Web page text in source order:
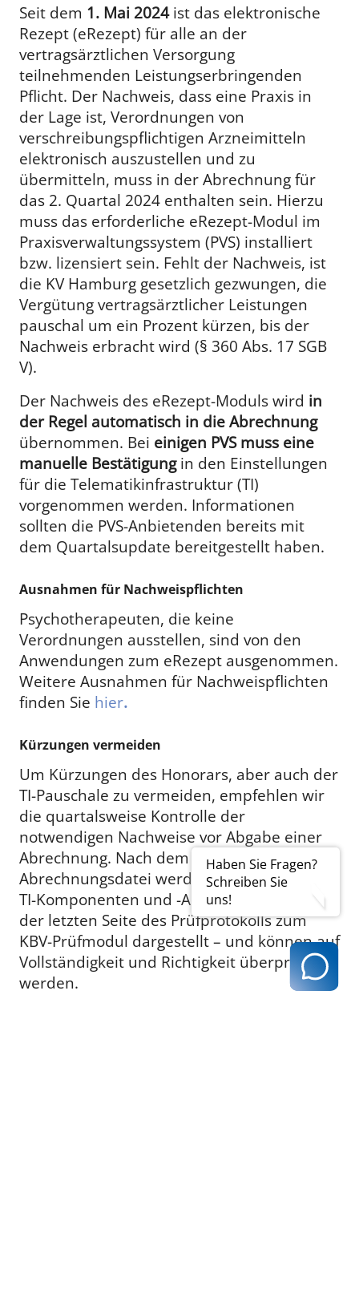
Haben Sie Fragen?
Schreiben Sie
uns!
Seit dem 1. Mai 2024ist das elektronische
Rezept (eRezept) für alle an der
vertragsärztlichen Versorgung
teilnehmenden Leistungserbringenden
Pflicht. Der Nachweis, dass eine Praxis in
der Lage ist, Verordnungen von
verschreibungspflichtigen Arzneimitteln
elektronisch auszustellen und zu
übermitteln, muss in der Abrechnung für
das 2. Quartal 2024 enthalten sein. Hierzu
muss das erforderliche eRezept-Modul im
Praxisverwaltungssystem (PVS) installiert
bzw. lizensiert sein. Fehlt der Nachweis, ist
die KV Hamburg gesetzlich gezwungen, die
Vergütung vertragsärztlicher Leistungen
pauschal um ein Prozent kürzen, bis der
Nachweis erbracht wird (§ 360 Abs. 17 SGB
V).
Der Nachweis des eRezept-Moduls wird in
der Regel automatisch in die Abrechnung
übernommen. Bei einigen PVS muss eine
manuelle Bestätigungin den Einstellungen
für die Telematikinfrastruktur (TI)
vorgenommen werden. Informationen
sollten die PVS-Anbietenden bereits mit
dem Quartalsupdate bereitgestellt haben.
Ausnahmen für Nachweispflichten
Psychotherapeuten, die keine
Verordnungen ausstellen, sind von den
Anwendungen zum eRezept ausgenommen.
Weitere Ausnahmen für Nachweispflichten
finden Sie hier.
Kürzungen vermeiden
Um Kürzungen des Honorars, aber auch der
TI-Pauschale zu vermeiden, empfehlen wir
die quartalsweise Kontrolle der
notwendigen Nachweise vor Abgabe einer
Abrechnung. Nach dem Erstellen der
Abrechnungsdatei werden die vorhandenen
TI-Komponenten und -Anwendungen auf
der letzten Seite des Prüfprotokolls zum
KBV-Prüfmodul dargestellt – und können auf
Vollständigkeit und Richtigkeit überprüft
werden.